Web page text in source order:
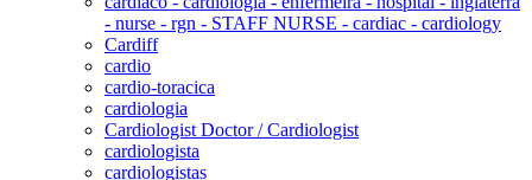
- nurse - rgn - STAFF NURSE - cardiac - cardiology
Cardiff
cardio
cardio-toracica
cardiologia
Cardiologist Doctor / Cardiologist
cardiologista
cardiologistas